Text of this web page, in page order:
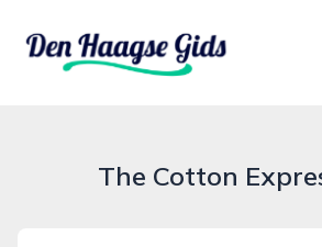
denhaagsegids.nl
The Cotton